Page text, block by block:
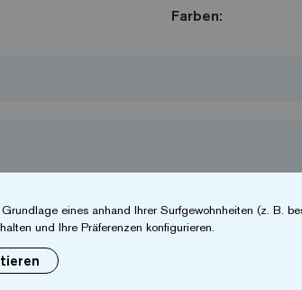
Farben:
eines anhand Ihrer Surfgewohnheiten (z. B.
und Ihre Präferenzen konfigurieren.